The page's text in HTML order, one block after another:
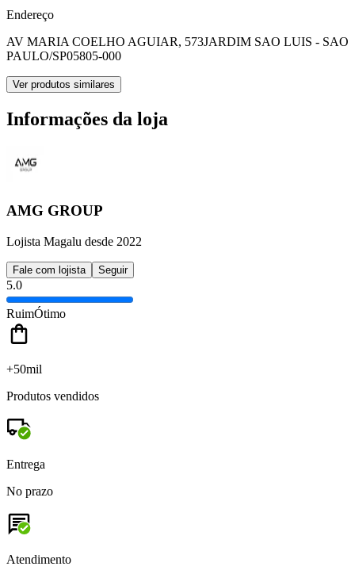
Endereço
AV MARIA COELHO AGUIAR, 573JARDIM SAO LUIS - SAO
PAULO/SP05805-000
Ver produtos similares
Informações da loja
AMG GROUP
Lojista Magalu desde 2022
Fale com lojista Seguir
5.0
RuimÓtimo
+50mil
Produtos vendidos
Entrega
No prazo
Atendimento